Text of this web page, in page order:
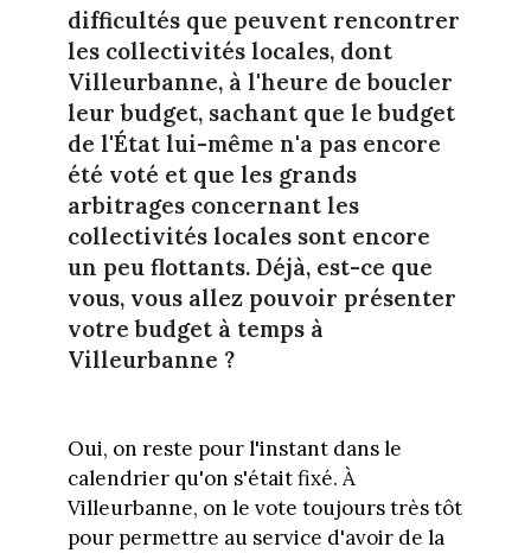
difficultés que peuvent rencontrer
les collectivités locales, dont
Villeurbanne, à l'heure de boucler
leur budget, sachant que le budget
de l'État lui-même n'a pas encore
été voté et que les grands
arbitrages concernant les
collectivités locales sont encore
un peu flottants. Déjà, est-ce que
vous, vous allez pouvoir présenter
votre budget à temps à
Villeurbanne ?
Oui, on reste pour l'instant dans le
calendrier qu'on s'était fixé. À
Villeurbanne, on le vote toujours très tôt
pour permettre au service d'avoir de la